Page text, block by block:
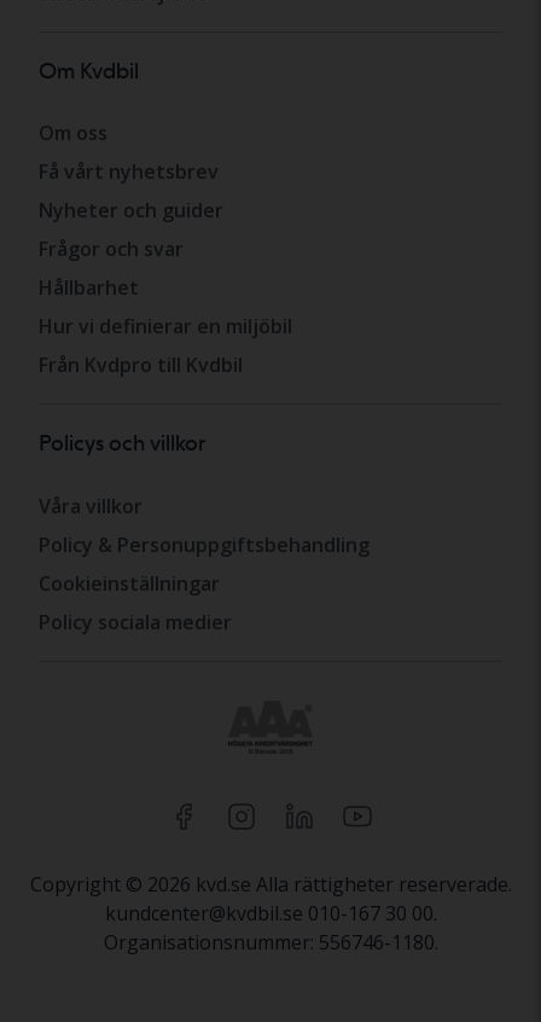
Om Kvdbil
Om oss
Få vårt nyhetsbrev
Nyheter och guider
Frågor och svar
Hållbarhet
Hur vi definierar en miljöbil
Från Kvdpro till Kvdbil
Policys och villkor
Våra villkor
Policy & Personuppgiftsbehandling
Cookieinställningar
Policy sociala medier
Copyright © 2026 kvd.se Alla rättigheter reserverade.
kundcenter@kvdbil.se 010-167 30 00.
Organisationsnummer: 556746-1180.